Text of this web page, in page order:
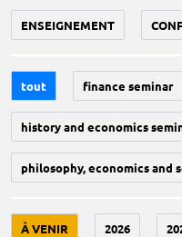
ENSEIGNEMENT
tout finance seminar
history and economics
philosophy, economics and
À VENIR 2026